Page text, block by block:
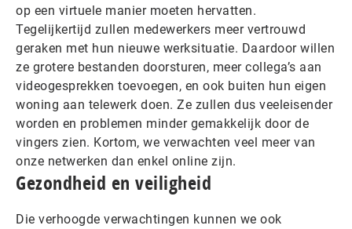
op een virtuele manier moeten hervatten.
Tegelijkertijd zullen medewerkers meer vertrouwd
geraken met hun nieuwe werksituatie. Daardoor willen
ze grotere bestanden doorsturen, meer collega’s aan
videogesprekken toevoegen, en ook buiten hun eigen
woning aan telewerk doen. Ze zullen dus veeleisender
worden en problemen minder gemakkelijk door de
vingers zien. Kortom, we verwachten veel meer van
onze netwerken dan enkel online zijn.
Gezondheid en veiligheid
Die verhoogde verwachtingen kunnen we ook